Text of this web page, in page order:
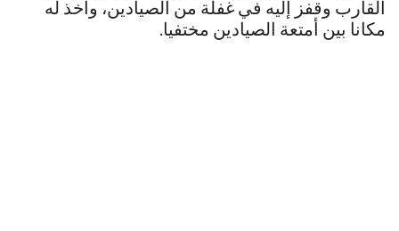
القارب وقفز إليه في غفلة من الصيادين، وأخذ له
مكانا بين أمتعة الصيادين مختفيا.